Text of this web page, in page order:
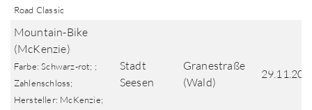
Road Classic
Mountain-Bike
(McKenzie)
Farbe: Schwarz-rot; ;
Zahlenschloss;
Hersteller: McKenzie;
Stadt
Seesen
Granestraße
(Wald)